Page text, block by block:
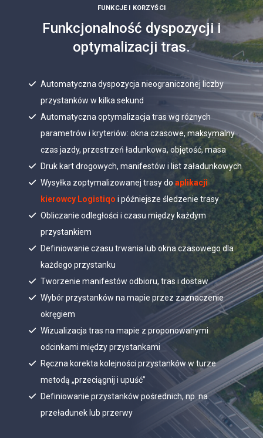
FUNKCJE I KORZYŚCI
Funkcjonalność dyspozycji i
optymalizacji tras.
Automatyczna dyspozycja nieograniczonej liczby
przystanków w kilka sekund
Automatyczna optymalizacja tras wg różnych
parametrów i kryteriów: okna czasowe, maksymalny
czas jazdy, przestrzeń ładunkowa, objętość, masa
Druk kart drogowych, manifestów i list załadunkowych
Wysyłka zoptymalizowanej trasy doaplikacji
kierowcy Logistiqo i późniejsze śledzenie trasy
Obliczanie odległości i czasu między każdym
przystankiem
Definiowanie czasu trwania lub okna czasowego dla
każdego przystanku
Tworzenie manifestów odbioru, tras i dostaw
Wybór przystanków na mapie przez zaznaczenie
okręgiem
Wizualizacja tras na mapie z proponowanymi
odcinkami między przystankami
Ręczna korekta kolejności przystanków w turze
metodą „przeciągnij i upuść”
Definiowanie przystanków pośrednich, np. na
przeładunek lub przerwy